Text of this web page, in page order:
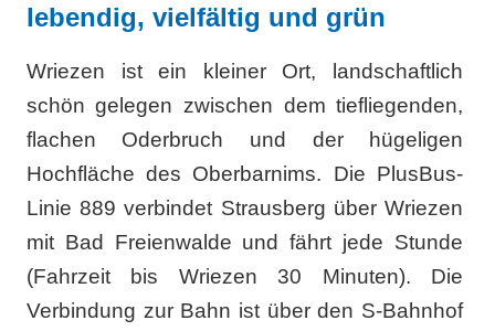
lebendig, vielfältig und grün
Wriezen ist ein kleiner Ort, landschaftlich
schön gelegen zwischen dem tiefliegenden,
flachen Oderbruch und der hügeligen
Hochfläche des Oberbarnims. Die PlusBus-
Linie 889 verbindet Strausberg über Wriezen
mit Bad Freienwalde und fährt jede Stunde
(Fahrzeit bis Wriezen 30 Minuten). Die
Verbindung zur Bahn ist über den S-Bahnhof